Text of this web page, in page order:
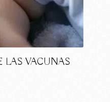
LAS VACUNAS